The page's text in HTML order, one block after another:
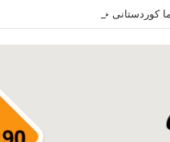
کوردستانی خەلکێ گوندێن سەر ب